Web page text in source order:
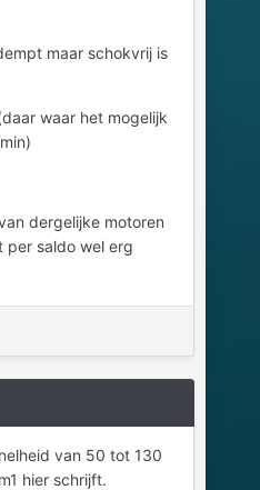
maar schokvrij is
waar het mogelijk
dergelijke motoren
per saldo wel erg
van 50 tot 130
hier schrijft.